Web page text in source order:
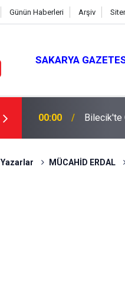
Günün Haberleri Arşiv
SAKARYA
00:00 A VE B
Yazarlar MÜCAHİD ERDAL